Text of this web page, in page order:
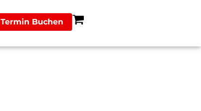
Termin Buchen